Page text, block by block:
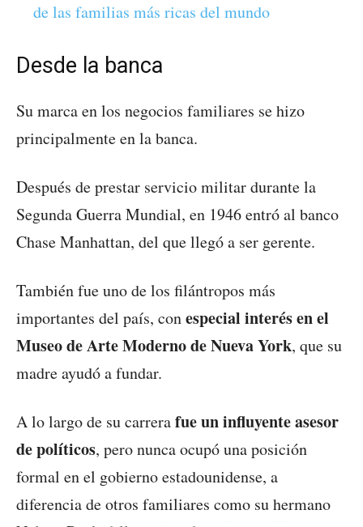
de las familias más ricas del mundo
Desde la banca
Su marca en los negocios familiares se hizo
principalmente en la banca.
Después de prestar servicio militar durante la
Segunda Guerra Mundial, en 1946 entró al banco
Chase Manhattan, del que llegó a ser gerente.
También fue uno de los filántropos más
importantes del país, conespecial interés en el
Museo de Arte Moderno de Nueva York, que su
madre ayudó a fundar.
A lo largo de su carrerafue un influyente asesor
de políticos, pero nunca ocupó una posición
formal en el gobierno estadounidense, a
diferencia de otros familiares como su hermano